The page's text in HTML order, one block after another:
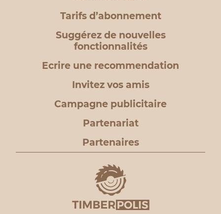
Tarifs d’abonnement
Suggérez de nouvelles
fonctionnalités
Ecrire une recommendation
Invitez vos amis
Campagne publicitaire
Partenariat
Partenaires